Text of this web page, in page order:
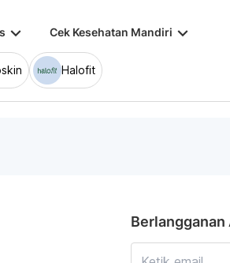
keyboard_arrow_down Cek Kesehatan Mandiri keyboard_arrow_down
Halofit